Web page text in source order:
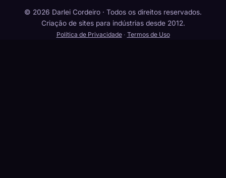
© 2026 Darlei Cordeiro · Todos os direitos reservados.
Criação de sites para indústrias desde 2012.
Política de Privacidade· Termos de Uso